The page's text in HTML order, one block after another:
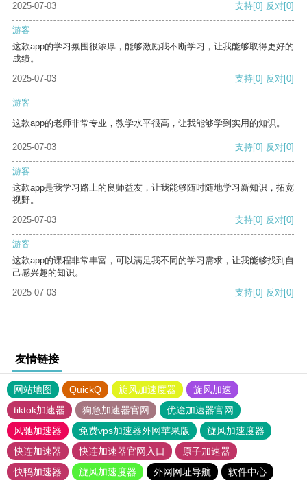
2025-07-03
支持[0] 反对[0]
游客
这款app的学习氛围很浓厚，能够激励我不断学习，让我能够取得更好的
成绩。
2025-07-03
支持[0] 反对[0]
游客
这款app的老师非常专业，教学水平很高，让我能够学到实用的知识。
2025-07-03 支持[0] 反对[0]
游客
这款app是我学习路上的良师益友，让我能够随时随地学习新知识，拓宽
视野。
2025-07-03
支持[0] 反对[0]
游客
这款app的课程非常丰富，可以满足我不同的学习需求，让我能够找到自
己感兴趣的知识。
2025-07-03
支持[0] 反对[0]
友情链接
网站地图 QuickQ 旋风加速度器
旋风加速
tiktok加速器
狗急加速器官网
优途加速器官网
风驰加速器
免费vps加速器外网苹果版
旋风加速度器
快连加速器
快连加速器官网入口
原子加速器
快鸭加速器
旋风加速度器 外网网址导航 软件中心